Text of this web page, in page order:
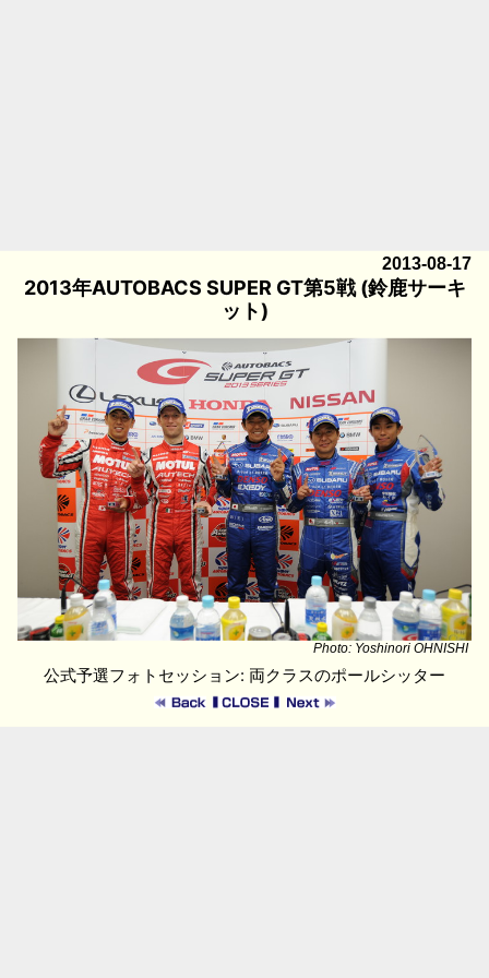
2013-08-17
2013年AUTOBACS SUPER GT第5戦 (鈴鹿サーキ
ット)
Photo: Yoshinori OHNISHI
公式予選フォトセッション: 両クラスのポールシッター